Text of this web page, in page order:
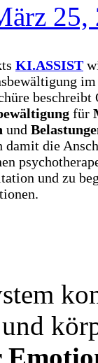
25,
KI.ASSIST
beschreibt
für
und
die
und zu